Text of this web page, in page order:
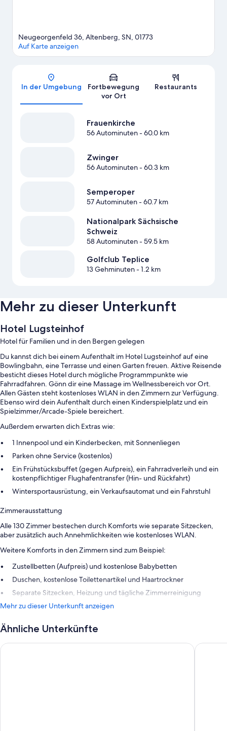
Karte
Neugeorgenfeld 36, Altenberg, SN, 01773
Auf Karte anzeigen
In der Umgebung
Fortbewegung
vor Ort
Restaurants
Frauenkirche
56 Autominuten- 60.0 km
Zwinger
56 Autominuten- 60.3 km
Semperoper
57 Autominuten- 60.7 km
Nationalpark Sächsische
Schweiz
58 Autominuten- 59.5 km
Golfclub Teplice
13 Gehminuten- 1.2 km
Mehr zu dieser Unterkunft
Hotel Lugsteinhof
Hotel für Familien und in den Bergen gelegen
Du kannst dich bei einem Aufenthalt im Hotel Lugsteinhof auf eine
Bowlingbahn, eine Terrasse und einen Garten freuen. Aktive Reisende
besticht dieses Hotel durch mögliche Programmpunkte wie
Fahrradfahren. Gönn dir eine Massage im Wellnessbereich vor Ort.
Allen Gästen steht kostenloses WLAN in den Zimmern zur Verfügung.
Ebenso wird dein Aufenthalt durch einen Kinderspielplatz und ein
Spielzimmer/Arcade-Spiele bereichert.
Außerdem erwarten dich Extras wie:
1 Innenpool und ein Kinderbecken, mit Sonnenliegen
Parken ohne Service (kostenlos)
Ein Frühstücksbuffet (gegen Aufpreis), ein Fahrradverleih und ein
kostenpflichtiger Flughafentransfer (Hin- und Rückfahrt)
Wintersportausrüstung, ein Verkaufsautomat und ein Fahrstuhl
Zimmerausstattung
Alle 130 Zimmer bestechen durch Komforts wie separate Sitzecken,
aber zusätzlich auch Annehmlichkeiten wie kostenloses WLAN.
Weitere Komforts in den Zimmern sind zum Beispiel:
Zustellbetten (Aufpreis) und kostenlose Babybetten
Duschen, kostenlose Toilettenartikel und Haartrockner
Separate Sitzecken, Heizung und tägliche Zimmerreinigung
Mehr zu dieser Unterkunft anzeigen
Ähnliche Unterkünfte
Hotel Ladenmühle